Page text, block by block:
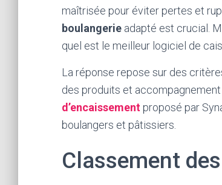
maîtrisée pour éviter pertes et
boulangerie adapté est crucial.
quel est le meilleur logiciel de
La réponse repose sur des
des produits et
d’encaissement proposé par
boulangers et pâtissiers.
Classement